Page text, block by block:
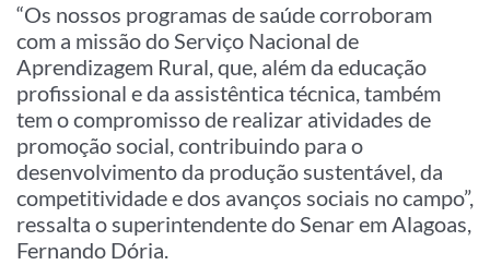
“Os nossos programas de saúde corroboram
com a missão do Serviço Nacional de
Aprendizagem Rural, que, além da educação
profissional e da assistêntica técnica, também
tem o compromisso de realizar atividades de
promoção social, contribuindo para o
desenvolvimento da produção sustentável, da
competitividade e dos avanços sociais no campo”,
ressalta o superintendente do Senar em Alagoas,
Fernando Dória.